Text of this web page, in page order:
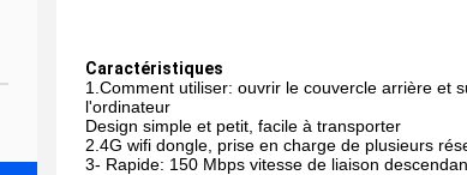
Caractéristiques
1.Comment utiliser: ouvrir le couvercle arrière et
l'ordinateur
Design simple et petit, facile à transporter
2.4G wifi dongle, prise en charge de plusieurs
3- Rapide: 150 Mbps vitesse de liaison